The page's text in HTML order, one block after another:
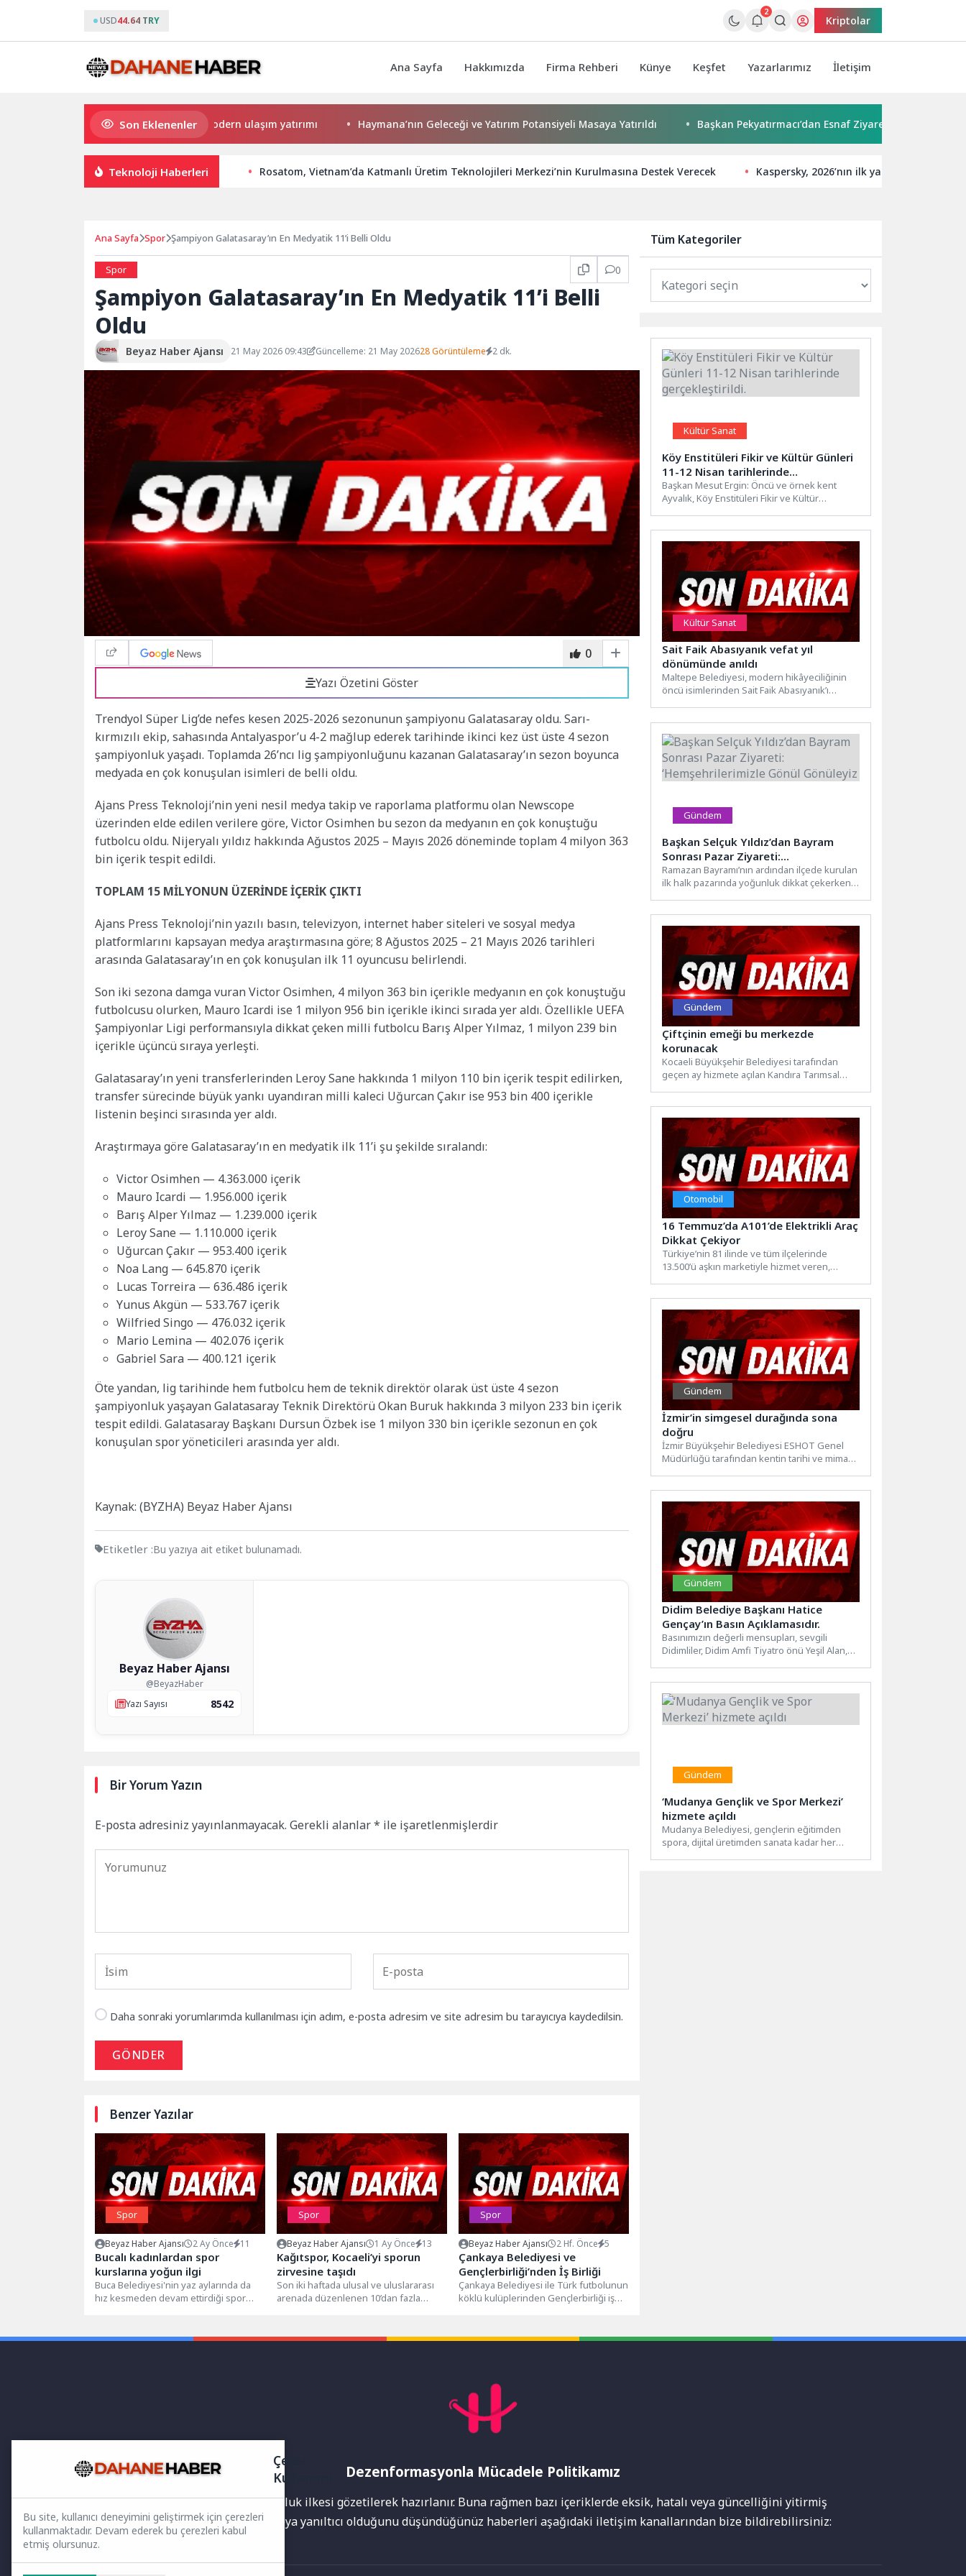
USD44.64 TRY
2
Kriptolar
Ana Sayfa Hakkımızda Firma Rehberi Künye Keşfet Yazarlarımız İletişim
Son Eklenenler
Büyükşehir’den Darıca’ya modern ulaşım yatırımı Haymana’nın Geleceği ve Yatırım Potansiyeli Masaya Yatırıldı Başkan Pekyatırmacı’dan Esnaf Ziyareti
Teknoloji Haberleri Rosatom, Vietnam’da Katmanlı Üretim Teknolojileri Merkezi’nin Kurulmasına Destek Verecek Kaspersky, 2026’nın ilk yarısında
Ana Sayfa Spor Şampiyon Galatasaray’ın En Medyatik 11’i Belli Oldu
Spor 0
Şampiyon Galatasaray’ın En Medyatik 11’i Belli
Oldu
Beyaz Haber Ajansı 21 May 2026 09:43 Güncelleme: 21 May 202628 Görüntüleme 2 dk.
0
Yazı Özetini Göster
Trendyol Süper Lig’de nefes kesen 2025-2026 sezonunun şampiyonu Galatasaray oldu. Sarı-
kırmızılı ekip, sahasında Antalyaspor’u 4-2 mağlup ederek tarihinde ikinci kez üst üste 4 sezon
şampiyonluk yaşadı. Toplamda 26’ncı lig şampiyonluğunu kazanan Galatasaray’ın sezon boyunca
medyada en çok konuşulan isimleri de belli oldu.
Ajans Press Teknoloji’nin yeni nesil medya takip ve raporlama platformu olan Newscope
üzerinden elde edilen verilere göre, Victor Osimhen bu sezon da medyanın en çok konuştuğu
futbolcu oldu. Nijeryalı yıldız hakkında Ağustos 2025 – Mayıs 2026 döneminde toplam 4 milyon 363
bin içerik tespit edildi.
TOPLAM 15 MİLYONUN ÜZERİNDE İÇERİK ÇIKTI
Ajans Press Teknoloji’nin yazılı basın, televizyon, internet haber siteleri ve sosyal medya
platformlarını kapsayan medya araştırmasına göre; 8 Ağustos 2025 – 21 Mayıs 2026 tarihleri
arasında Galatasaray’ın en çok konuşulan ilk 11 oyuncusu belirlendi.
Son iki sezona damga vuran Victor Osimhen, 4 milyon 363 bin içerikle medyanın en çok konuştuğu
futbolcusu olurken, Mauro Icardi ise 1 milyon 956 bin içerikle ikinci sırada yer aldı. Özellikle UEFA
Şampiyonlar Ligi performansıyla dikkat çeken milli futbolcu Barış Alper Yılmaz, 1 milyon 239 bin
içerikle üçüncü sıraya yerleşti.
Galatasaray’ın yeni transferlerinden Leroy Sane hakkında 1 milyon 110 bin içerik tespit edilirken,
transfer sürecinde büyük yankı uyandıran milli kaleci Uğurcan Çakır ise 953 bin 400 içerikle
listenin beşinci sırasında yer aldı.
Araştırmaya göre Galatasaray’ın en medyatik ilk 11’i şu şekilde sıralandı:
Victor Osimhen — 4.363.000 içerik
Mauro Icardi — 1.956.000 içerik
Barış Alper Yılmaz — 1.239.000 içerik
Leroy Sane — 1.110.000 içerik
Uğurcan Çakır — 953.400 içerik
Noa Lang — 645.870 içerik
Lucas Torreira — 636.486 içerik
Yunus Akgün — 533.767 içerik
Wilfried Singo — 476.032 içerik
Mario Lemina — 402.076 içerik
Gabriel Sara — 400.121 içerik
Öte yandan, lig tarihinde hem futbolcu hem de teknik direktör olarak üst üste 4 sezon
şampiyonluk yaşayan Galatasaray Teknik Direktörü Okan Buruk hakkında 3 milyon 233 bin içerik
tespit edildi. Galatasaray Başkanı Dursun Özbek ise 1 milyon 330 bin içerikle sezonun en çok
konuşulan spor yöneticileri arasında yer aldı.
Kaynak: (BYZHA) Beyaz Haber Ajansı
Etiketler :Bu yazıya ait etiket bulunamadı.
Beyaz Haber Ajansı
@BeyazHaber
Yazı Sayısı
8542
Bir Yorum Yazın
E-posta adresiniz yayınlanmayacak. Gerekli alanlar* ile işaretlenmişlerdir
Daha sonraki yorumlarımda kullanılması için adım, e-posta adresim ve site adresim bu tarayıcıya kaydedilsin.
GÖNDER
Benzer Yazılar
Spor
Beyaz Haber Ajansı 2 Ay Önce 11
Bucalı kadınlardan spor
kurslarına yoğun ilgi
Buca Belediyesi'nin yaz aylarında da
hız kesmeden devam ettirdiği spor
Spor
Beyaz Haber Ajansı 1 Ay Önce 13
Kağıtspor, Kocaeli’yi sporun
zirvesine taşıdı
Son iki haftada ulusal ve uluslararası
arenada düzenlenen 10’dan fazla
Spor
Beyaz Haber Ajansı 2 Hf. Önce 5
Çankaya Belediyesi ve
Gençlerbirliği’nden İş Birliği
Çankaya Belediyesi ile Türk futbolunun
köklü kulüplerinden Gençlerbirliği iş
Tüm Kategoriler
Kültür Sanat
Köy Enstitüleri Fikir ve Kültür Günleri
11-12 Nisan tarihlerinde
gerçekleştirildi.
Başkan Mesut Ergin: Öncü ve örnek kent
Ayvalık, Köy Enstitüleri Fikir ve Kültür
Kültür Sanat
Sait Faik Abasıyanık vefat yıl
dönümünde anıldı
Maltepe Belediyesi, modern hikâyeciliğinin
öncü isimlerinden Sait Faik Abasıyanık’ı
Gündem
Başkan Selçuk Yıldız’dan Bayram
Sonrası Pazar Ziyareti:
‘Hemşehrilerimizle Gönül Gönüleyiz
Ramazan Bayramı’nın ardından ilçede kurulan
ilk halk pazarında yoğunluk dikkat çekerken,
Gündem
Çiftçinin emeği bu merkezde
korunacak
Kocaeli Büyükşehir Belediyesi tarafından
geçen ay hizmete açılan Kandıra Tarımsal
Otomobil
16 Temmuz’da A101’de Elektrikli Araç
Dikkat Çekiyor
Türkiye’nin 81 ilinde ve tüm ilçelerinde
13.500’ü aşkın marketiyle hizmet veren,
Gündem
İzmir’in simgesel durağında sona
doğru
İzmir Büyükşehir Belediyesi ESHOT Genel
Müdürlüğü tarafından kentin tarihi ve mimari
Gündem
Didim Belediye Başkanı Hatice
Gençay’ın Basın Açıklamasıdır.
Basınımızın değerli mensupları, sevgili
Didimliler, Didim Amfi Tiyatro önü Yeşil Alan,
Gündem
‘Mudanya Gençlik ve Spor Merkezi’
hizmete açıldı
Mudanya Belediyesi, gençlerin eğitimden
spora, dijital üretimden sanata kadar her
Dezenformasyonla Mücadele Politikamız
Yayınlanan haberler doğruluk ilkesi gözetilerek hazırlanır. Buna rağmen bazı içeriklerde eksik, hatalı veya güncelliğini yitirmiş
bilgiler bulunabilir.Yanlış veya yanıltıcı olduğunu düşündüğünüz haberleri aşağıdaki iletişim kanallarından bize bildirebilirsiniz:
Çerez
Kullanımı
Bu site, kullanıcı deneyimini geliştirmek için çerezleri
kullanmaktadır. Devam ederek bu çerezleri kabul
etmiş olursunuz.